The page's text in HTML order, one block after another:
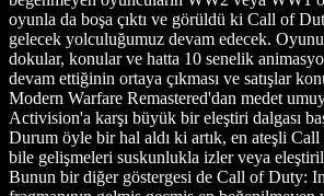
oyunla da boşa çıktı ve görüldü ki Call of
gelecek yolculuğumuz devam edecek.
dokular, konular ve hatta 10 senelik
devam ettiğinin ortaya çıkması ve satışlar
Modern Warfare Remastered'dan medet
Activision'a karşı büyük bir eleştiri dalgası
Durum öyle bir hal aldı ki artık, en ateşli
bile gelişmeleri suskunlukla izler veya
Bunun bir diğer göstergesi de Call of Duty: